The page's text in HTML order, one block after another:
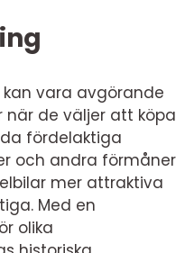
vara avgörande
de väljer att köpa
fördelaktiga
och andra förmåner
mer attraktiva
Med en
olika